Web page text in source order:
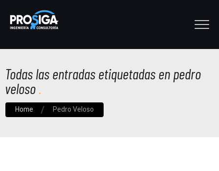
Todas las entradas etiquetadas en pedro
veloso
Home Pedro Veloso